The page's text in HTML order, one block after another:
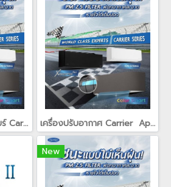
เครื่องปรับอากาศ แคเรียร์ Carrier ION Strike เย็นสะอาด คุ้มค่าการใช้งาน(copy)(copy) เครื่องปรับอากาศ Carrier Apollo II เครื่องปรับอากาศ Carrier Apollo II ดีไซน์อย่างใส่ใจในทุกแง่มุม ช่วยจ่ายลมเย็นได้ไกลถึงทุกความต้องการ ให้มากกว่าความเย็น ความทรงพลัง และการประหยัดไฟ เครื่องปรับอากาศรุ่น Apollo II ยังช่วยกำจัดเสียงรบกวน ได้มากกว่าและให
New